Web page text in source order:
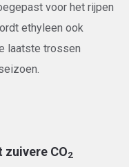
voor het rijpen
ethyleen ook
laatste trossen
CO2